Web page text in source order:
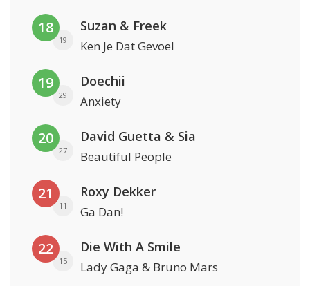
18
19
Suzan & Freek
Ken Je Dat Gevoel
19
29
Doechii
Anxiety
20
27
David Guetta & Sia
Beautiful People
21
11
Roxy Dekker
Ga Dan!
22
15
Die With A Smile
Lady Gaga & Bruno Mars